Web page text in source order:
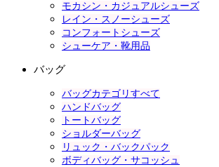
モカシン・カジュアルシューズ
レイン・スノーシューズ
コンフォートシューズ
シューケア・靴用品
バッグ
バッグカテゴリすべて
ハンドバッグ
トートバッグ
ショルダーバッグ
リュック・バックパック
ボディバッグ・サコッシュ